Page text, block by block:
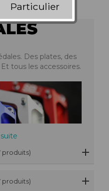
Des plates, des
tous les accessoires.
produits)
produits)
Particulier